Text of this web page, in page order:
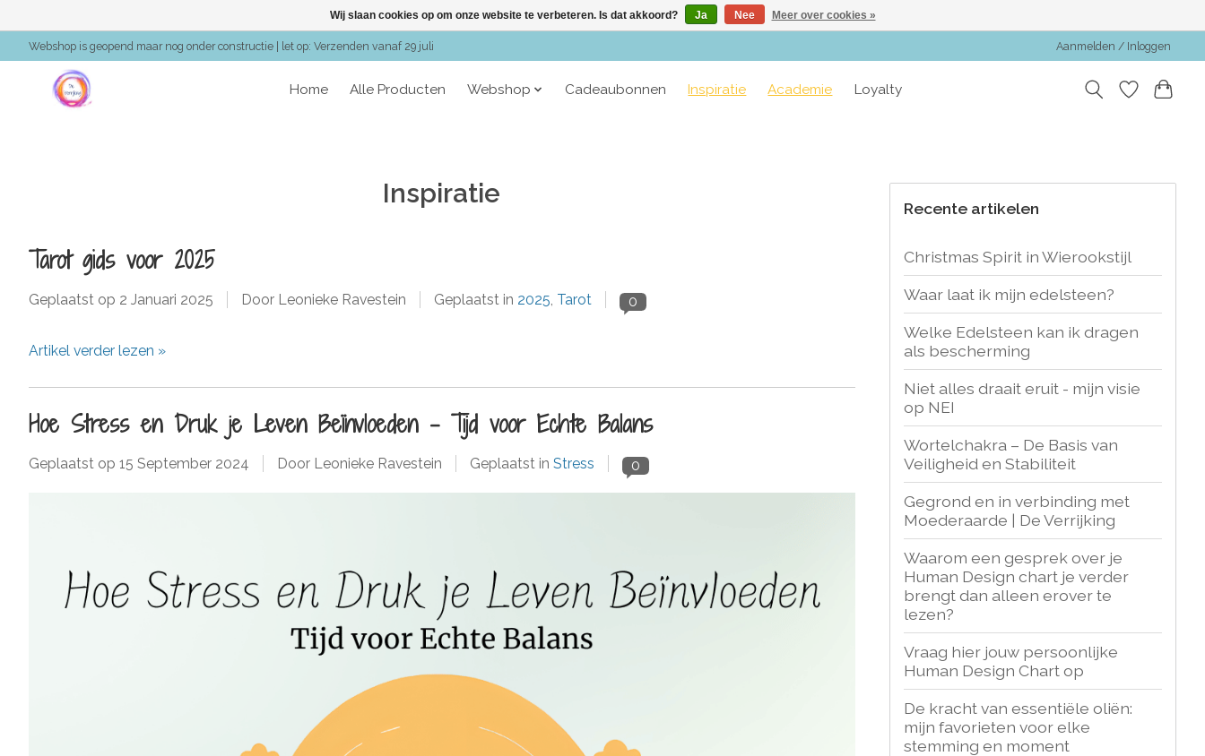
Webshop is geopend maar nog onder constructie | let op: Verzenden vanaf 29 juli Aanmelden / Inloggen
Home Alle Producten Webshop Cadeaubonnen Inspiratie Academie Loyalty
Inspiratie
Tarot gids voor 2025
Geplaatst op 2 Januari 2025 Door Leonieke Ravestein Geplaatst in 2025, Tarot 0
Artikel verder lezen »
Hoe Stress en Druk je Leven Beïnvloeden – Tijd voor Echte Balans
Geplaatst op 15 September 2024 Door Leonieke Ravestein Geplaatst in Stress 0
Recente artikelen
Christmas Spirit in Wierookstijl
Waar laat ik mijn edelsteen?
Welke Edelsteen kan ik dragen
als bescherming
Niet alles draait eruit - mijn visie
op NEI
Wortelchakra – De Basis van
Veiligheid en Stabiliteit
Gegrond en in verbinding met
Moederaarde | De Verrijking
Waarom een gesprek over je
Human Design chart je verder
brengt dan alleen erover te
lezen?
Vraag hier jouw persoonlijke
Human Design Chart op
De kracht van essentiële oliën:
mijn favorieten voor elke
stemming en moment
Wij slaan cookies op om onze website te verbeteren. Is dat akkoord? Ja Nee Meer over cookies »